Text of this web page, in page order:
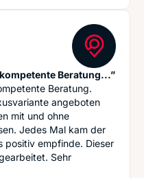
Beratung...”
Beratung.
angeboten
mit und ohne
Jedes Mal kam der
positiv empfinde. Dieser
Sehr